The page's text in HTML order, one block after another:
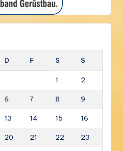
D F S S
1 2
6 7 8 9
13 14 15 16
20 21 22 23